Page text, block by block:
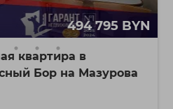
494 795 BYN
квартира в
Бор на Мазурова